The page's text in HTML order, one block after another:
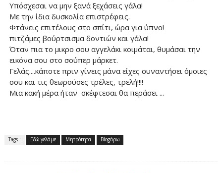
Υπόσχεσαι να μην ξανά ξεχάσεις γάλα!
Με την ίδια δυσκολία επιστρέφεις.
Φτάνεις επιτέλους στο σπίτι, ώρα για ύπνο!
πιτζάμες βούρτσισμα δοντιών και γάλα!
Όταν πια το μικρο σου αγγελάκι κοιμάται, θυμάσαι την
εικόνα σου στο σούπερ μάρκετ.
Γελάς....κάποτε πριν γίνεις μάνα είχες συναντήσει όμοιες
σου και τις θεωρούσες τρέλες, τρελή!!!!
Μια κακή μέρα ήταν σκέφτεσαι θα περάσει ...
Tags : Εδώ γελάμε Μητρότητα Blogάρω